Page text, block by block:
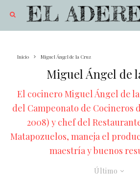
Inicio Miguel Ángel de la Cruz
Miguel Ángel de
El cocinero Miguel Ángel de
del Campeonato de Cocineros
2008) y chef del
Matapozuelos, maneja el
maestría y buenos
Último